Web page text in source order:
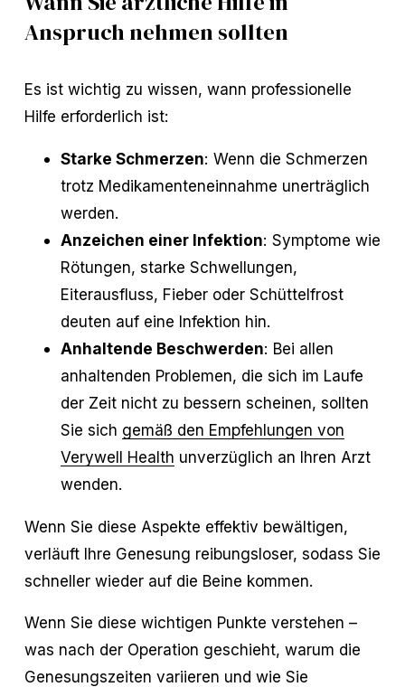
Anspruch nehmen sollten
Es ist wichtig zu wissen, wann professionelle
Hilfe erforderlich ist:
Starke Schmerzen: Wenn die Schmerzen
trotz Medikamenteneinnahme unerträglich
werden.
Anzeichen einer Infektion: Symptome wie
Rötungen, starke Schwellungen,
Eiterausfluss, Fieber oder Schüttelfrost
deuten auf eine Infektion hin.
Anhaltende Beschwerden: Bei allen
anhaltenden Problemen, die sich im Laufe
der Zeit nicht zu bessern scheinen, sollten
Sie sich gemäß den Empfehlungen von
Verywell Health unverzüglich an Ihren Arzt
wenden.
Wenn Sie diese Aspekte effektiv bewältigen,
verläuft Ihre Genesung reibungsloser, sodass Sie
schneller wieder auf die Beine kommen.
Wenn Sie diese wichtigen Punkte verstehen –
was nach der Operation geschieht, warum die
Genesungszeiten variieren und wie Sie